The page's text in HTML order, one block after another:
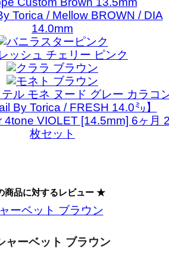
商品に対するレビュー ★
ャーベット ブラウン